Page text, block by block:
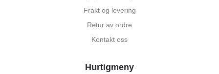
Frakt og levering
Retur av ordre
Kontakt oss
Hurtigmeny